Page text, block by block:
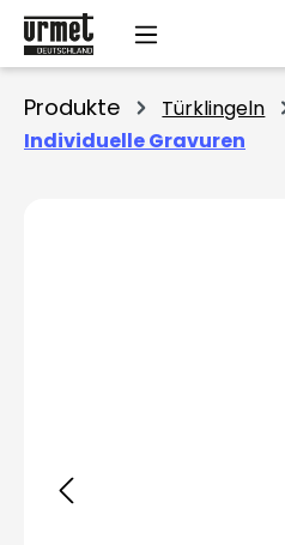
Zum Hauptinhalt springen
Produkte Türklingeln
Individuelle Gravuren